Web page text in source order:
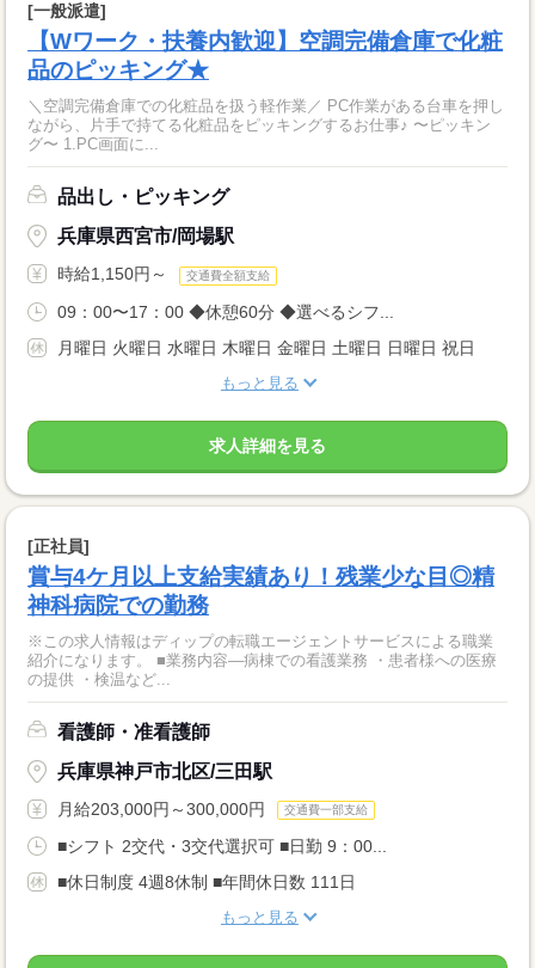
[一般派遣]
【Wワーク・扶養内歓迎】空調完備倉庫で化粧
品のピッキング★
＼空調完備倉庫での化粧品を扱う軽作業／ PC作業がある台車を押し
ながら、片手で持てる化粧品をピッキングするお仕事♪ 〜ピッキン
グ〜 1.PC画面に...
品出し・ピッキング
兵庫県西宮市/岡場駅
時給1,150円～ 交通費全額支給
09：00〜17：00 ◆休憩60分 ◆選べるシフ...
月曜日 火曜日 水曜日 木曜日 金曜日 土曜日 日曜日 祝日
もっと見る
求人詳細を見る
[正社員]
賞与4ケ月以上支給実績あり！残業少な目◎精
神科病院での勤務
※この求人情報はディップの転職エージェントサービスによる職業
紹介になります。 ■業務内容―病棟での看護業務 ・患者様への医療
の提供 ・検温など...
看護師・准看護師
兵庫県神戸市北区/三田駅
月給203,000円～300,000円 交通費一部支給
■シフト 2交代・3交代選択可 ■日勤 9：00...
■休日制度 4週8休制 ■年間休日数 111日
もっと見る